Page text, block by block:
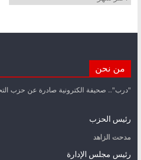
من نحن
"درب".. صحيفة الكترونية صادرة عن حزب
رئيس الحزب
مدحت الزاهد
رئيس مجلس الإدارة